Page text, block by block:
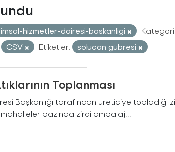
hizmetler-dairesi-baskanligi
CSV Etiketler: solucan gübresi
Toplanması
Başkanlığı tarafından üreticiye topladığı
bazında zirai ambalaj...